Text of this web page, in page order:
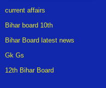
current affairs
Bihar board 10th
Bihar Board latest news
Gk Gs
12th Bihar Board